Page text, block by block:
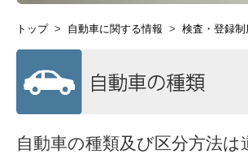
トップ > 自動車に関する情報 > 検査・登録
自動車の種類及び区分方法